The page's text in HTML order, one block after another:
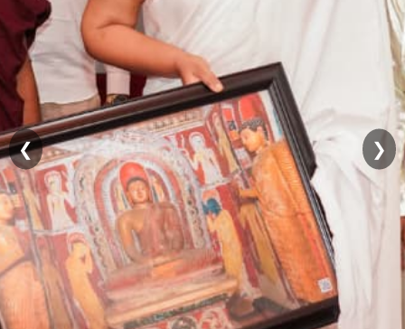
தகவலறியும்
உரிமை
கேள்விகள்
நிறுவன
கட்டமைப்பு
ஸ்ரீமதிபாய
அலரி
மாளிகை
English
❮ ❯